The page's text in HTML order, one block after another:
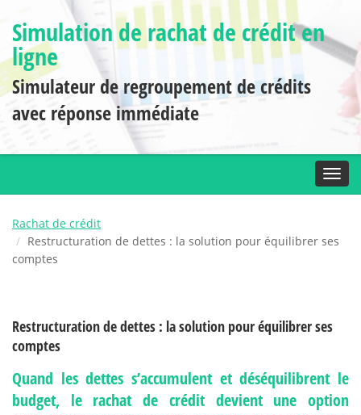
Simulation de rachat de crédit en
ligne
Simulateur de regroupement de crédits
avec réponse immédiate
Rachat de crédit
Restructuration de dettes : la solution pour équilibrer ses
comptes
Restructuration de dettes : la solution pour équilibrer ses
comptes
Quand les dettes s’accumulent et déséquilibrent le
budget, le rachat de crédit devient une option